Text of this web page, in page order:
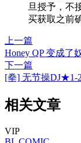
旦授予，不
买获取之前
上一篇
Honey QP 变成了
下一篇
[拳] 无节操DJ★1-
相关文章
VIP